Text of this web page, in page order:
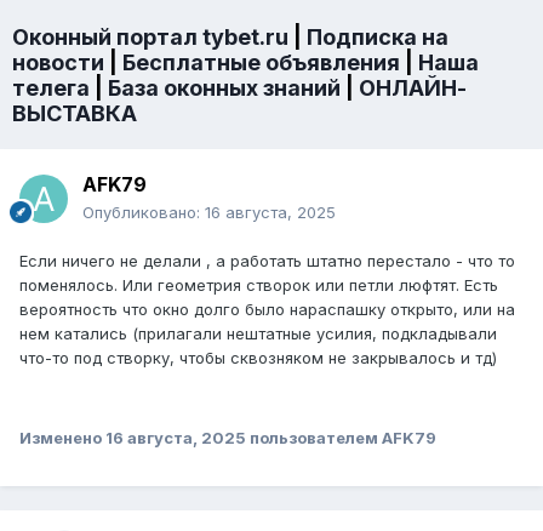
Оконный портал tybet.ru
Подписка на
новости
Бесплатные объявления
Наша
телега
База оконных знаний
ОНЛАЙН-
ВЫСТАВКА
AFK79
Опубликовано: 16 августа, 2025
Если ничего не делали , а работать штатно перестало - что то
поменялось. Или геометрия створок или петли люфтят. Есть
вероятность что окно долго было нараспашку открыто, или на
нем катались (прилагали нештатные усилия, подкладывали
что-то под створку, чтобы сквозняком не закрывалось и тд)
Изменено 16 августа, 2025 пользователем AFK79